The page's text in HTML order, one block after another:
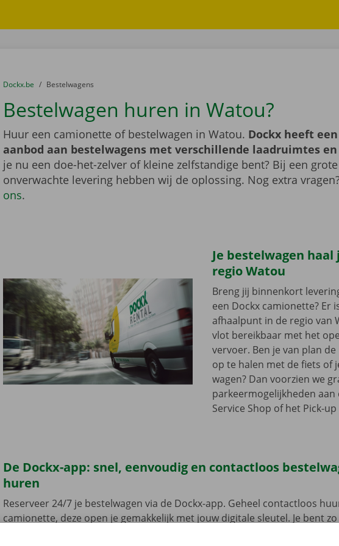
U bevindt zich hier:
van
Dockx.be naar
Bestelwagens
Bestelwagen huren in Watou?
Huur een camionette of bestelwagen in Watou. Dockx heeft
aanbod aan bestelwagens met verschillende laadruimtes
je nu een doe-het-zelver of kleine zelfstandige bent? Bij een
onverwachte levering hebben wij de oplossing. Nog extra
ons.
Je bestelwagen haal
regio Watou
Breng jij binnenkort
een Dockx camionette? Er
afhaalpunt in de regio van
vlot bereikbaar met het
vervoer. Ben je van plan
op te halen met de fiets of
wagen? Dan voorzien we
parkeermogelijkheden aan
Service Shop of het Pick-
De Dockx-app: snel, eenvoudig en contactloos
huren
Reserveer 24/7 je bestelwagen via de Dockx-app. Geheel contactloos
camionette, deze open je gemakkelijk met jouw digitale sleutel. Je bent